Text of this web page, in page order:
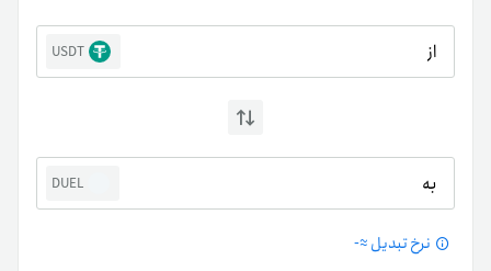
از USDT
به DUEL
نرخ تبدیل ≈-